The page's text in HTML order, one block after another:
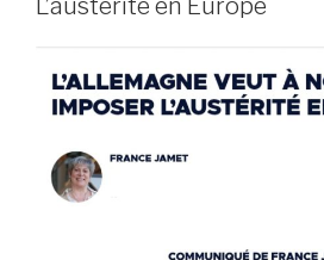
L’austérité en Europe